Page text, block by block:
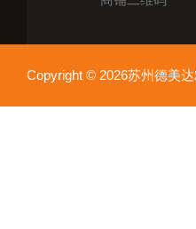
Copyright © 2026苏州德美